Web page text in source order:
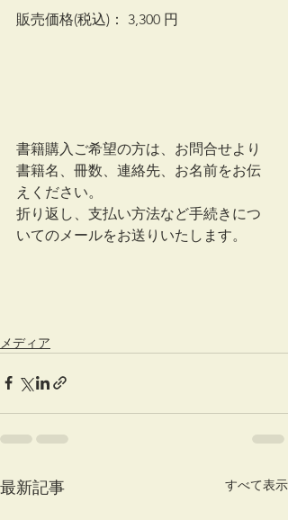
販売価格(税込)： 3,300 円
書籍購入ご希望の方は、お問合せより
書籍名、冊数、連絡先、お名前をお伝
えください。
折り返し、支払い方法など手続きにつ
いてのメールをお送りいたします。
メディア
最新記事 すべて表示